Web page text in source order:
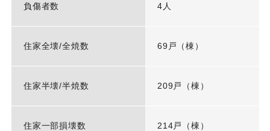
負傷者数 4人
住家全壊/全焼数 69戸（棟）
住家半壊/半焼数 209戸（棟）
住家一部損壊数 214戸（棟）